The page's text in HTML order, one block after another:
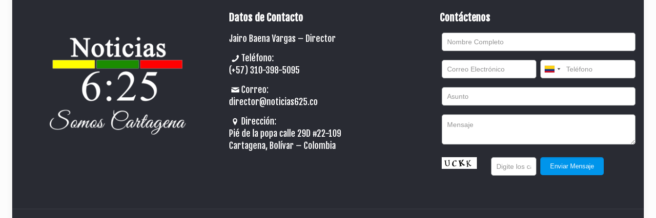
Datos de Contacto
Jairo Baena Vargas – Director
Teléfono:
(+57) 310-398-5095
Correo:
director@noticias625.co
Dirección:
Pié de la popa calle 29D #22-109
Cartagena, Bolívar – Colombia
Contáctenos